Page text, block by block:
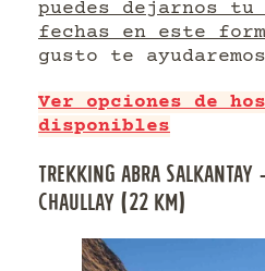
puedes dejarnos
fechas en este
gusto te
Ver opciones de
disponibles
TREKKING ABRA
CHAULLAY (22 KM)